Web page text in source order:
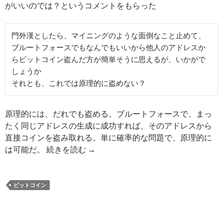
がいいのでは？というコメントをもらった
門外漢としたら、マイニングのような面倒なこと止めて、
ブルートフォースでもなんでもいいから他人のアドレスか
らビットコイン盗んだ方が簡単そうに思えるが、いかがで
しょうか
それとも、これでは原理的に盗めない？
原理的には、だれでも盗める。ブルートフォースで、まっ
たく同じアドレスの生成に成功すれば、そのアドレスから
直接コインを盗み取れる。単に確率的な問題で、原理的に
は可能だ。 続きを読む ビ
→
ビットコイン